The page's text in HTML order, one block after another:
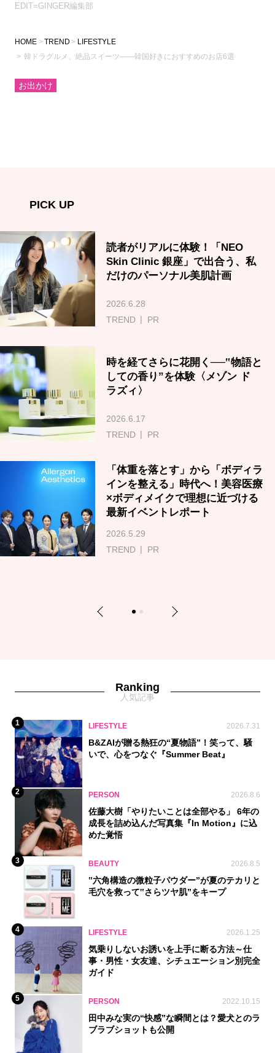
EDIT=GINGER編集部
HOME TREND
LIFESTYLE
韓ドラグルメ、絶品スイーツ――韓国好きにおすすめのお店6選
お出かけ
PICK UP
読者がリアルに体験！「NEO
Skin Clinic 銀座」で出合う、私
だけのパーソナル美肌計画
2026.6.28
TREND
PR
時を経てさらに花開く──‟物語と
しての香り”を体験〈メゾン ド
ラズィ〉
2026.6.17
TREND
PR
「体重を落とす」から「ボディラ
インを整える」時代へ！美容医療
×ボディメイクで理想に近づける
最新イベントレポート
2026.5.29
TREND
PR
Previous 1 2 Next
Ranking
人気記事
1 LIFESTYLE 2026.7.31
B&ZAIが贈る熱狂の“夏物語”！笑って、騒
いで、心をつなぐ『Summer Beat』
2 PERSON 2026.8.6
佐藤大樹「やりたいことは全部やる」 6年の
成長を詰め込んだ写真集『In Motion』に込
めた覚悟
3 BEAUTY 2026.8.5
‟六角構造の微粒子パウダー”が夏のテカリと
毛穴を救って‟さらツヤ肌”をキープ
4 LIFESTYLE 2026.1.25
気乗りしないお誘いを上手に断る方法～仕
事・男性・女友達、シチュエーション別完全
ガイド
5 PERSON 2022.10.15
田中みな実の“快感”な瞬間とは？愛犬とのラ
ブラブショットも公開